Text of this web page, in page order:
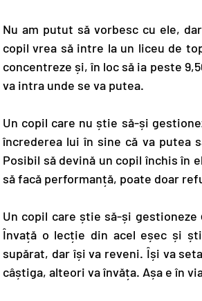
Nu am putut să vorbesc cu ele,
copil vrea să intre la un liceu de
concentreze și, în loc să ia peste
va intra unde se va putea.
Un copil care nu știe să-și
încrederea lui în sine că va putea
Posibil să devină un copil închis în
să facă performanță, poate doar
Un copil care știe să-și gestioneze
Învață o lecție din acel eșec și
supărat, dar își va reveni. Își va
câștiga, alteori va învăța. Așa e în